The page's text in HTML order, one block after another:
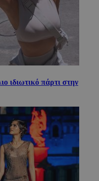
ιδιωτικό πάρτι στην